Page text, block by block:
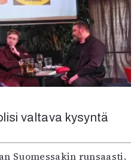
valtava kysyntä
Suomessakin runsaasti.